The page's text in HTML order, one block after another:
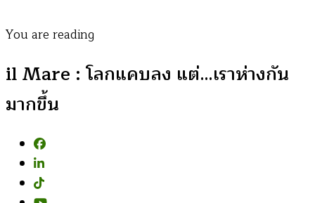
You are reading
il Mare : โลกแคบลง แต่…เราห่างกัน
มากขึ้น